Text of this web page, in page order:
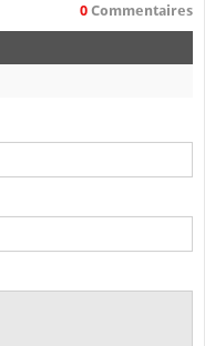
0 Commentaires